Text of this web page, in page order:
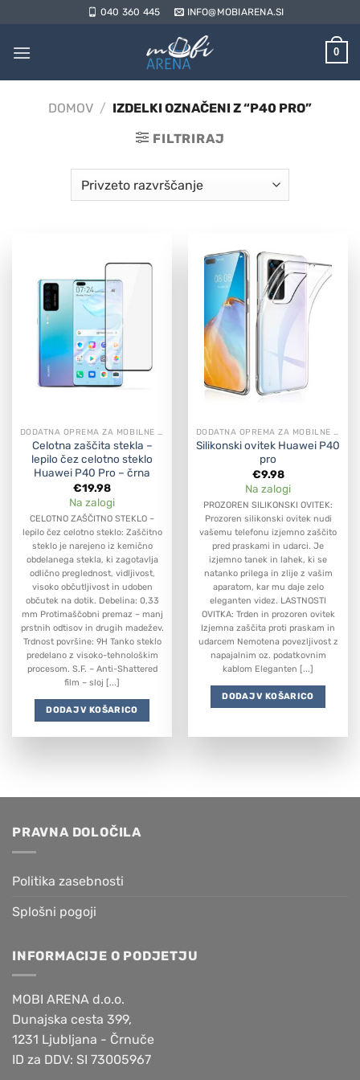
vsebino
040 360 445 INFO@MOBIARENA.SI
0
DOMOV / IZDELKI OZNAČENI Z “P40 PRO”
FILTRIRAJ
DODATNA OPREMA ZA MOBILNE APARATE
Celotna zaščita stekla –
lepilo čez celotno steklo
Huawei P40 Pro – črna
€19.98
Na zalogi
CELOTNO ZAŠČITNO STEKLO –
lepilo čez celotno steklo: Zaščitno
steklo je narejeno iz kemično
obdelanega stekla, ki zagotavlja
odlično preglednost, vidljivost,
visoko občutljivost in udoben
občutek na dotik. Debelina: 0,33
mm Protimaščobni premaz – manj
prstnih odtisov in drugih madežev.
Trdnost površine: 9H Tanko steklo
predelano z visoko-tehnološkim
procesom. S.F. – Anti-Shattered
film – sloj [...]
DODAJ V KOŠARICO
DODATNA OPREMA ZA MOBILNE APARATE
Silikonski ovitek Huawei P40
pro
€9.98
Na zalogi
PROZOREN SILIKONSKI OVITEK:
Prozoren silikonski ovitek nudi
vašemu telefonu izjemno zaščito
pred praskami in udarci. Je
izjemno tanek in lahek, ki se
natanko prilega in zlije z vašim
aparatom, kar mu daje zelo
eleganten videz. LASTNOSTI
OVITKA: Trden in prozoren ovitek
Izjemna zaščita proti praskam in
udarcem Nemotena povezljivost z
napajalnim oz. podatkovnim
kablom Eleganten [...]
DODAJ V KOŠARICO
PRAVNA DOLOČILA
Politika zasebnosti
Splošni pogoji
INFORMACIJE O PODJETJU
MOBI ARENA d.o.o.
Dunajska cesta 399,
1231 Ljubljana - Črnuče
ID za DDV: SI 73005967